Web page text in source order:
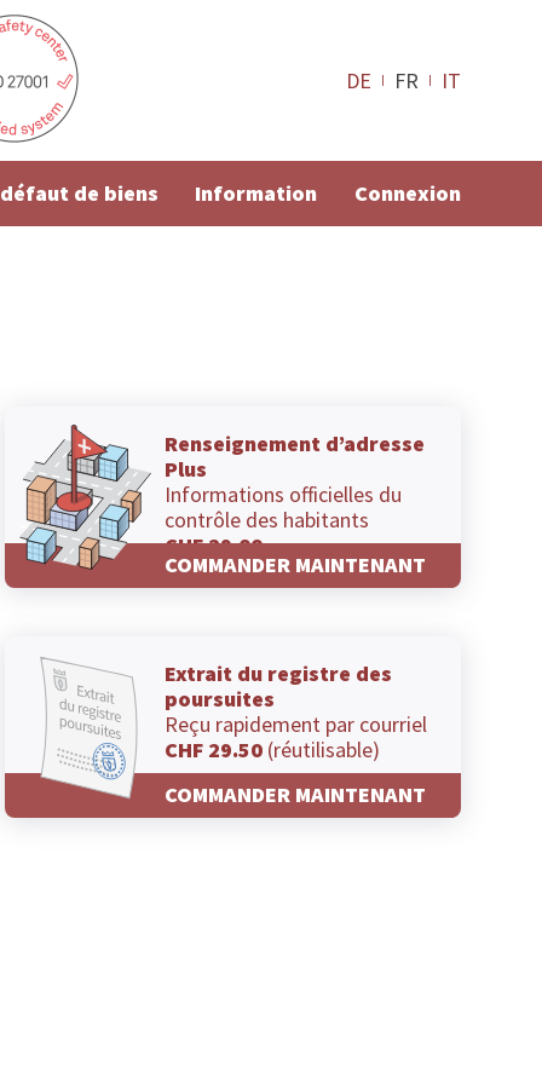
DE FR IT
de biens Information Connexion
Renseignement d’adresse
Plus
Informations officielles du
contrôle des habitants
CHF 29.00
COMMANDER MAINTENANT
Extrait du registre des
poursuites
Reçu rapidement par courriel
CHF 29.50 (réutilisable)
COMMANDER MAINTENANT